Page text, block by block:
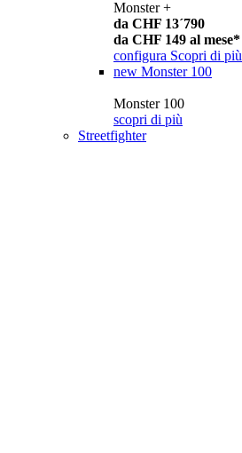
Monster +
da CHF 13´790
da CHF 149 al mese*
configura Scopri di più
new Monster 100
Monster 100
scopri di più
Streetfighter